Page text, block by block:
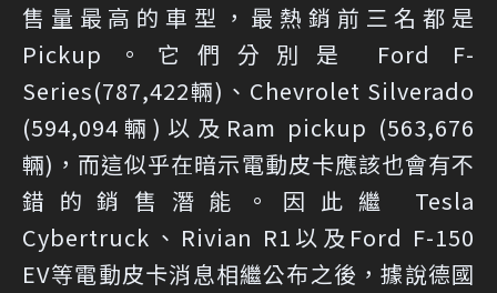
售量最高的車型，最熱銷前三名都是
Pickup。它們分別是 Ford F-
Series(787,422輛)、Chevrolet Silverado
(594,094輛)以及Ram pickup (563,676
輛)，而這似乎在暗示電動皮卡應該也會有不
錯的銷售潛能。因此繼 Tesla
Cybertruck、Rivian R1以及Ford F-150
EV等電動皮卡消息相繼公布之後，據說德國